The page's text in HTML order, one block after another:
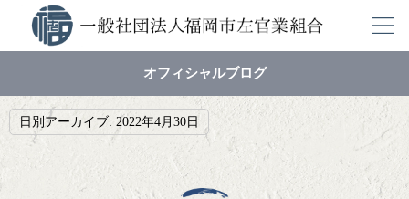
オフィシャルブログ
日別アーカイブ: 2022年4月30日